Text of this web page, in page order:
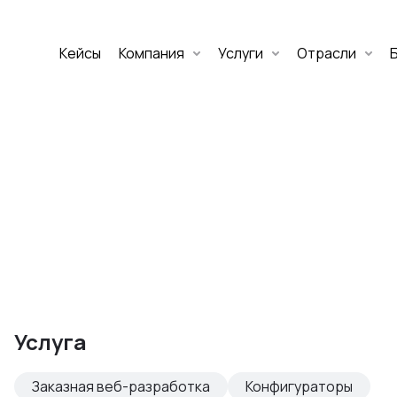
Кейсы Компания Услуги Отрасли
Услуга
Заказная веб-разработка
Конфигураторы